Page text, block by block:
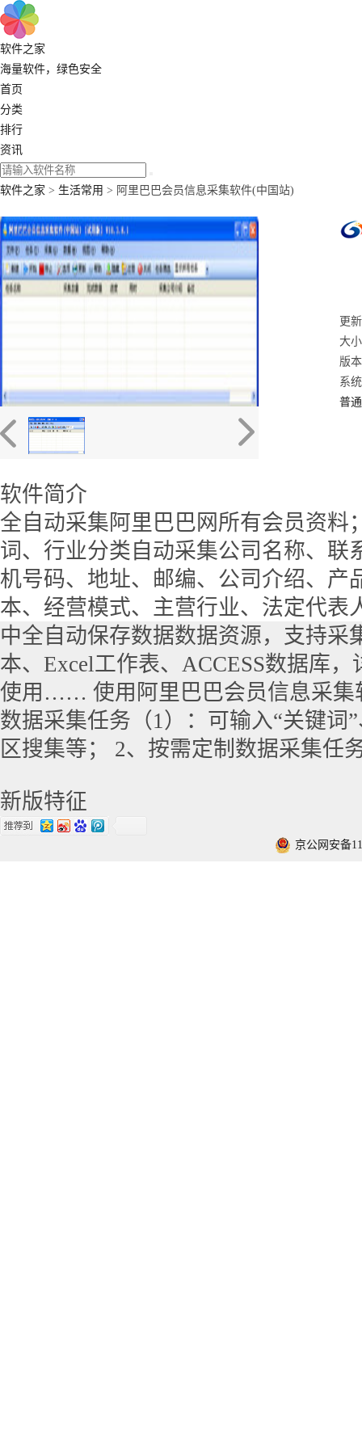
软件之家
海量软件，绿色安全
首页
分类
排行
资讯
软件之家 > 生活常用 > 阿里巴巴会员信息采集软件(中国站)
更
大
版
系
普
软件简介
全自动采集阿里巴巴网所有会员资料
词、行业分类自动采集公司名称、联
机号码、地址、邮编、公司介绍、产
本、经营模式、主营行业、法定代表
中全自动保存数据数据资源，支持采
本、Excel工作表、ACCESS数据库
使用…… 使用阿里巴巴会员信息采集
数据采集任务（1）：可输入“关键词
区搜集等； 2、按需定制数据采集任
新版特征
京公网安备